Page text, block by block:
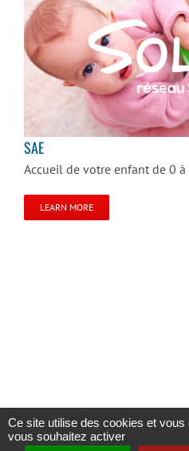
SAE
SAE
Accueil de votre enfant de 0 à
LEARN MORE
Copyright 2023 |Solidaris Wallonie|
Ce site utilise des cookies et
vous souhaitez activer